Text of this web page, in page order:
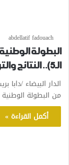
abdellatif fadouach
الـ5).. النتائج والترتيب
الدار البيضاء /
من البطولة
أكمل القراءة »